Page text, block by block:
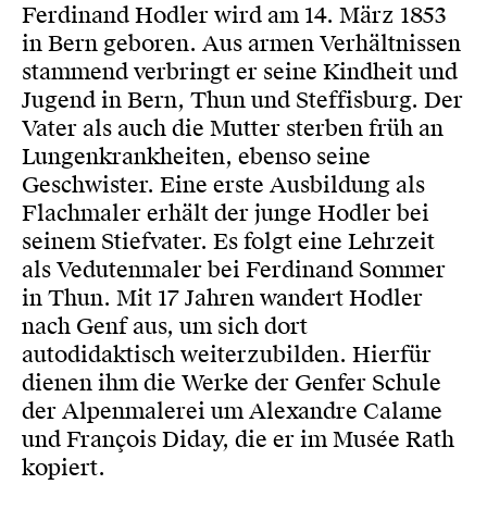
Ferdinand Hodler wird am 14. März 1853
in Bern geboren. Aus armen Verhältnissen
stammend verbringt er seine Kindheit und
Jugend in Bern, Thun und Steffisburg. Der
Vater als auch die Mutter sterben früh an
Lungenkrankheiten, ebenso seine
Geschwister. Eine erste Ausbildung als
Flachmaler erhält der junge Hodler bei
seinem Stiefvater. Es folgt eine Lehrzeit
als Vedutenmaler bei Ferdinand Sommer
in Thun. Mit 17 Jahren wandert Hodler
nach Genf aus, um sich dort
autodidaktisch weiterzubilden. Hierfür
dienen ihm die Werke der Genfer Schule
der Alpenmalerei um Alexandre Calame
und François Diday, die er im Musée Rath
kopiert.